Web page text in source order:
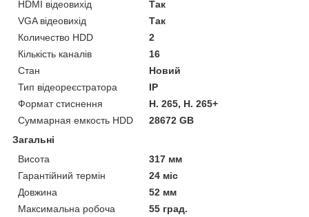
HDMI відеовихід
Так
VGA відеовихід
Так
Количество HDD
2
Кількість каналів
16
Стан
Новий
Тип відеореєстратора
IP
Формат стиснення
H. 265, H. 265+
Суммарная емкость HDD
28672 GB
Загальні
Висота
317 мм
Гарантійний термін
24 міс
Довжина
52 мм
Максимальна робоча
55 град.